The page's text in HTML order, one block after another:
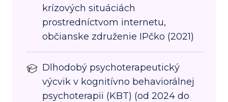
krízových situáciách
prostredníctvom internetu,
občianske združenie IPčko (2021)
Dlhodobý psychoterapeutický
výcvik v kognitívno behaviorálnej
psychoterapii (KBT) (od 2024 do